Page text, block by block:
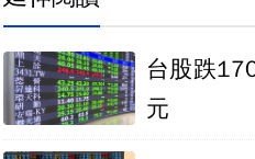
台股跌
元